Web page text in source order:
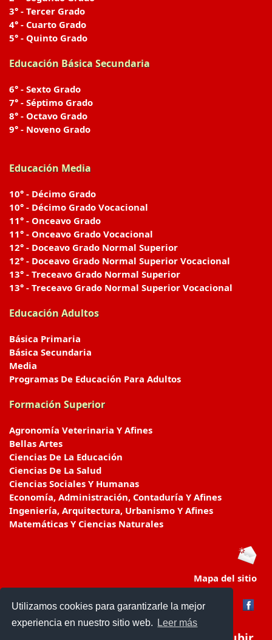
Utilizamos cookies para garantizarle la mejor
experiencia en nuestro sitio web.
Leer más
3° - Tercer Grado
4° - Cuarto Grado
5° - Quinto Grado
Educación Básica Secundaria
6° - Sexto Grado
7° - Séptimo Grado
8° - Octavo Grado
9° - Noveno Grado
Educación Media
10° - Décimo Grado
10° - Décimo Grado Vocacional
11° - Onceavo Grado
11° - Onceavo Grado Vocacional
12° - Doceavo Grado Normal Superior
12° - Doceavo Grado Normal Superior Vocacional
13° - Treceavo Grado Normal Superior
13° - Treceavo Grado Normal Superior Vocacional
Educación Adultos
Básica Primaria
Básica Secundaria
Media
Programas De Educación Para Adultos
Formación Superior
Agronomía Veterinaria Y Afines
Bellas Artes
Ciencias De La Educación
Ciencias De La Salud
Ciencias Sociales Y Humanas
Economía, Administración, Contaduría Y Afines
Ingeniería, Arquitectura, Urbanismo Y Afines
Matemáticas Y Ciencias Naturales
Mapa del sitio